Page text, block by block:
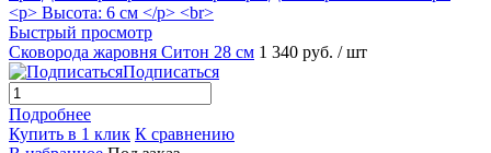
Быстрый просмотр
Сковорода жаровня Ситон 28 см 1 340 руб. / шт
Подписаться
Подробнее
Купить в 1 клик К сравнению